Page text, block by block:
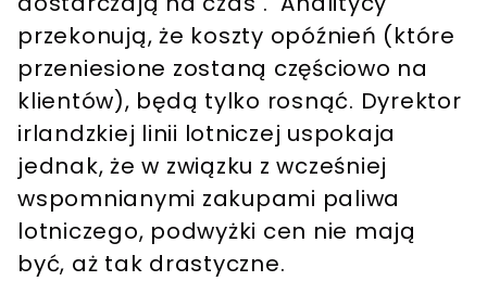
przekonują, że koszty opóźnień (które
przeniesione zostaną częściowo na
klientów), będą tylko rosnąć. Dyrektor
irlandzkiej linii lotniczej uspokaja
jednak, że w związku z wcześniej
wspomnianymi zakupami paliwa
lotniczego, podwyżki cen nie mają
być, aż tak drastyczne.